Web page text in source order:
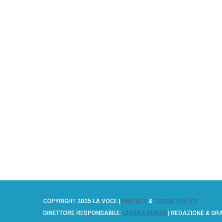
COPYRIGHT 2025 LA VOCE | PRIVACY & COOKIE POLICY
DIRETTORE RESPONSABILE: CHIARA PORTA | REDAZIONE &